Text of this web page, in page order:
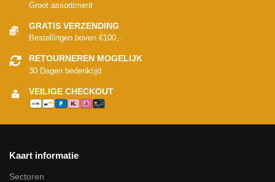
Groot assortiment
GRATIS VERZENDING
Bestellingen boven €100,-
RETOURNEREN MOGELIJK
30 Dagen bedenktijd
VEILIGE CHECKOUT
Kaart informatie
Sectoren